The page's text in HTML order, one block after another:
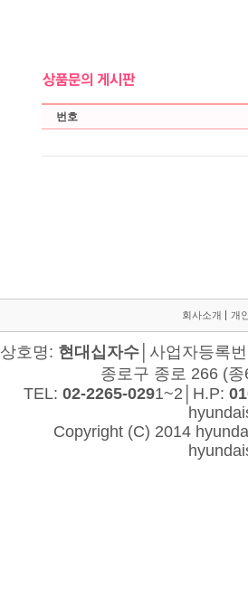
회사소개 개
상호명: 현대십자수│사업자등록
종로구 종로 266 (
TEL: 02-2265-0291~2│H.P:
Copyright (C) 2014